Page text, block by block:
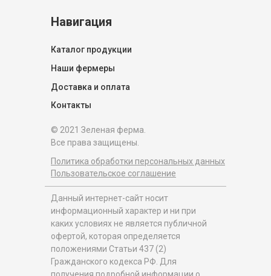
© 2021 Зеленая ферма.
Все права защищены.
Данный интернет-сайт носит
информационный характер и ни при
каких условиях не является публичной
офертой, которая определяется
положениями Статьи 437 (2)
Гражданского кодекса РФ. Для
Политика обработки персональных данных
Пользовательское соглашение
Наши фермеры
Доставка и оплата
Контакты
Каталог продукции
Навигация